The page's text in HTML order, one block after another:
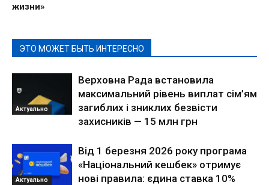
жизни»
ЭТО МОЖЕТ БЫТЬ ИНТЕРЕСНО
Актуально
Верховна Рада встановила
максимальний рівень виплат сім’ям
загиблих і зниклих безвісти
захисників — 15 млн грн
Актуально
Від 1 березня 2026 року програма
«Національний кешбек» отримує
нові правила: єдина ставка 10%